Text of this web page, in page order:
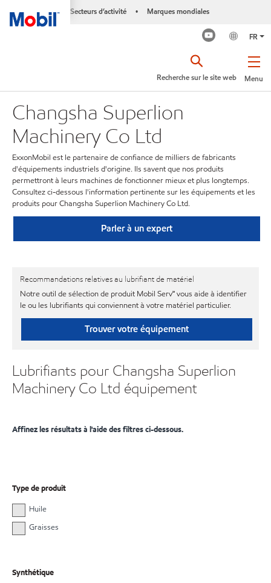
Secteurs d’activité • Marques mondiales
FR
Menu
Recherche sur le site web
Changsha Superlion
Machinery Co Ltd
ExxonMobil est le partenaire de confiance de milliers de fabricants
d'équipements industriels d'origine. Ils savent que nos produits
permettront à leurs machines de fonctionner mieux et plus longtemps.
Consultez ci-dessous l'information pertinente sur les équipements et les
produits pour Changsha Superlion Machinery Co Ltd.
Parler à un expert
Recommandations relatives au lubrifiant de matériel
Notre outil de sélection de produit Mobil Serv℠ vous aide à identifier
le ou les lubrifiants qui conviennent à votre matériel particulier.
Trouver votre équipement
Lubrifiants pour Changsha Superlion
Machinery Co Ltd équipement
Affinez les résultats à l'aide des filtres ci-dessous.
Type de produit
Huile
Graisses
Synthétique